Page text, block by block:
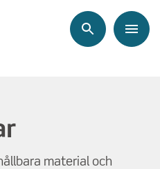
material och